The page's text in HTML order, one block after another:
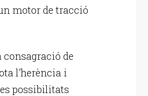
motor de tracció
consagració de
l’herència i
possibilitats